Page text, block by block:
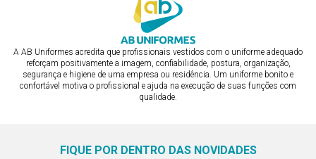
A AB Uniformes acredita que profissionais vestidos com o uniforme adequado
reforçam positivamente a imagem, confiabilidade, postura, organização,
segurança e higiene de uma empresa ou residência. Um uniforme bonito e
confortável motiva o profissional e ajuda na execução de suas funções com
qualidade.
FIQUE POR DENTRO DAS NOVIDADES